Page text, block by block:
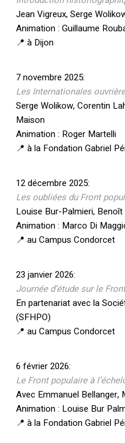
Votre
Jean Vigreux, Serge
Animation : Guillaume
📍 à Dijon
7 novembre 2025:
Les Internationales
Serge Wolikow, Corentin
Maison
Animation : Roger Martelli
📍 à la Fondation Gabriel
12 décembre 2025:
Les oubliées du Front
Louise Bur-Palmieri,
Animation : Marco Di
📍 au Campus Condorcet
23 janvier 2026:
Journée d’étude sur le
En partenariat avec la
(SFHPO)
📍 au Campus Condorcet
6 février 2026:
Le Front populaire à
Avec Emmanuel
Animation : Louise Bur
📍 à la Fondation Gabriel